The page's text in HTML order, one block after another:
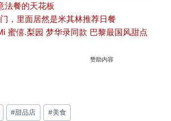
法餐的天花板
，里面居然是米其林推荐日餐
蜜僖.梨园 梦华录同款 巴黎最国风甜点
赞助内容
#甜品店 #美食